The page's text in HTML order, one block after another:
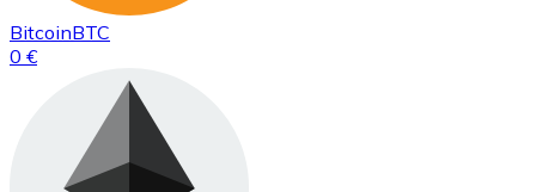
BitcoinBTC
0 €